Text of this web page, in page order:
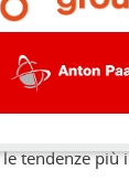
fieristica
di riunire
tendenze più